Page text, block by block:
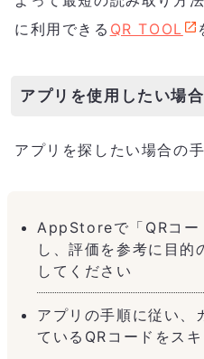
に利用できる QR TOOL
アプリを使用したい場合
アプリを探したい場合の
AppStoreで「QRコー
し、評価を参考に目的
してください
アプリの手順に従い、
ているQRコードをス